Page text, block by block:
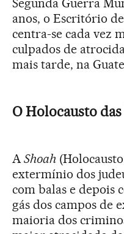
Segunda Guerra
anos, o Escritório
centra-se cada vez
culpados de
mais tarde, na
O Holocausto
AShoah
extermínio dos
com balas e depois
gás dos campos de
maioria dos